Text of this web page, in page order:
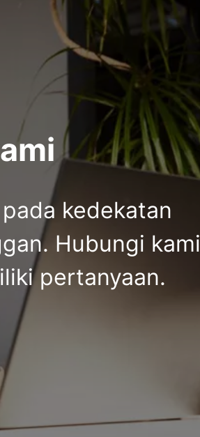
kedekatan
Hubungi kami
pertanyaan.